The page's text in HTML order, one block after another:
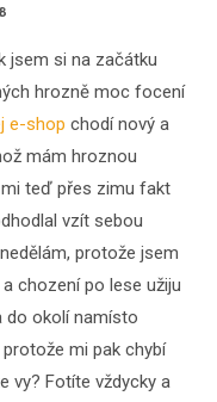
jsem si na začátku
hrozně moc focení
e-shop chodí nový a
mám hroznou
teď přes zimu fakt
vzít sebou
protože jsem
chození po lese užiju
do okolí namísto
mi pak chybí
vy? Fotíte vždycky a